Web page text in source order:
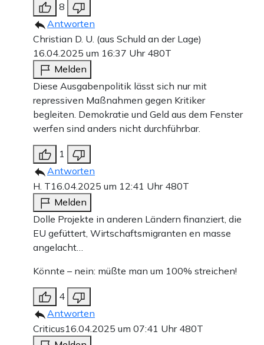
8
Antworten
Christian D. U. (aus Schuld an der Lage)
16.04.2025 um 16:37 Uhr 480T
Melden
Diese Ausgabenpolitik lässt sich nur mit
repressiven Maßnahmen gegen Kritiker
begleiten. Demokratie und Geld aus dem Fenster
werfen sind anders nicht durchführbar.
1
Antworten
H. T16.04.2025 um 12:41 Uhr 480T
Melden
Dolle Projekte in anderen Ländern finanziert, die
EU gefüttert, Wirtschaftsmigranten en masse
angelacht…
Könnte – nein: müßte man um 100% streichen!
4
Antworten
Criticus16.04.2025 um 07:41 Uhr 480T